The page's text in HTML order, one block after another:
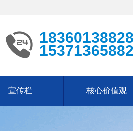
18360138828
15371365882
宣传栏 核心价值观